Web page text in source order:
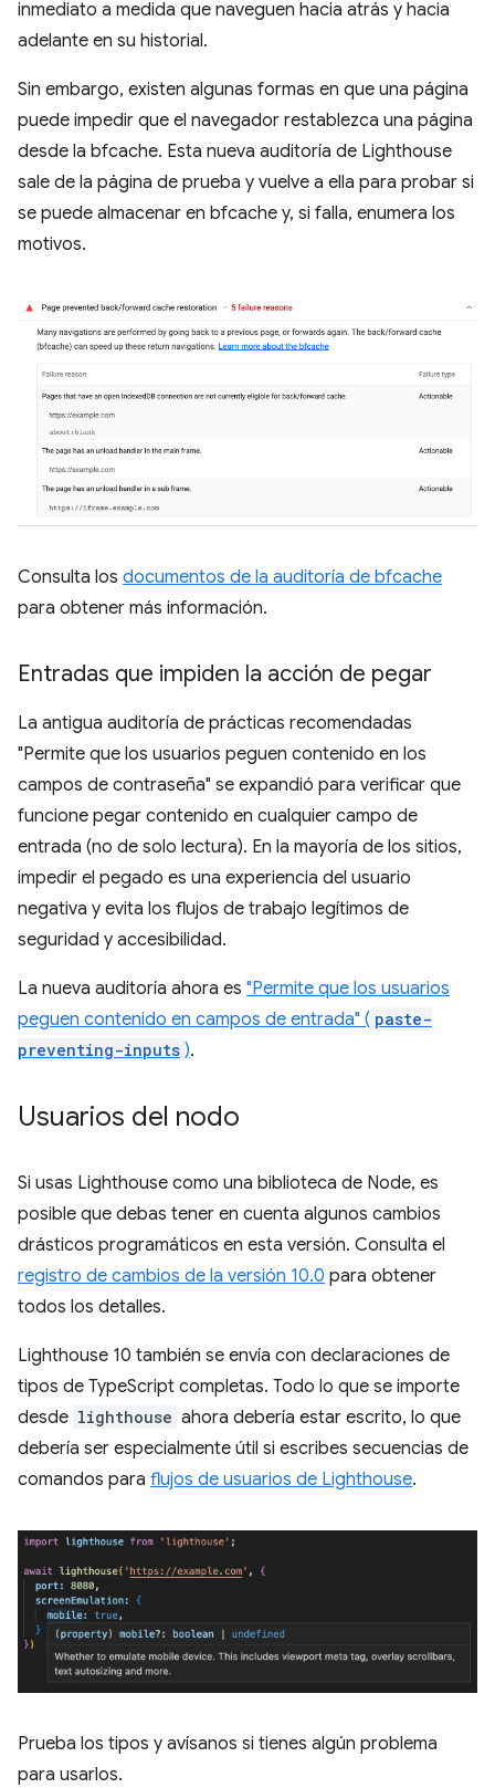
inmediato a medida que naveguen hacia atrás y hacia
adelante en su historial.
Sin embargo, existen algunas formas en que una página
puede impedir que el navegador restablezca una página
desde la bfcache. Esta nueva auditoría de Lighthouse
sale de la página de prueba y vuelve a ella para probar si
se puede almacenar en bfcache y, si falla, enumera los
motivos.
Consulta los documentos de la auditoría de bfcache
para obtener más información.
Entradas que impiden la acción de pegar
La antigua auditoría de prácticas recomendadas
"Permite que los usuarios peguen contenido en los
campos de contraseña" se expandió para verificar que
funcione pegar contenido en cualquier campo de
entrada (no de solo lectura). En la mayoría de los sitios,
impedir el pegado es una experiencia del usuario
negativa y evita los flujos de trabajo legítimos de
seguridad y accesibilidad.
La nueva auditoría ahora es "Permite que los usuarios
peguen contenido en campos de entrada" ( paste-
preventing-inputs ).
Usuarios del nodo
Si usas Lighthouse como una biblioteca de Node, es
posible que debas tener en cuenta algunos cambios
drásticos programáticos en esta versión. Consulta el
registro de cambios de la versión 10.0 para obtener
todos los detalles.
Lighthouse 10 también se envía con declaraciones de
tipos de TypeScript completas. Todo lo que se importe
desde lighthouse ahora debería estar escrito, lo que
debería ser especialmente útil si escribes secuencias de
comandos para flujos de usuarios de Lighthouse.
Prueba los tipos y avísanos si tienes algún problema
para usarlos.